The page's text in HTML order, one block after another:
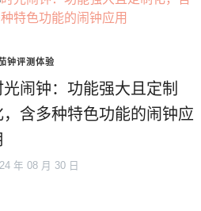
钟评测体验
光闹钟：功能强大且定制
，含多种特色功能的闹钟应
年 08 月 30 日